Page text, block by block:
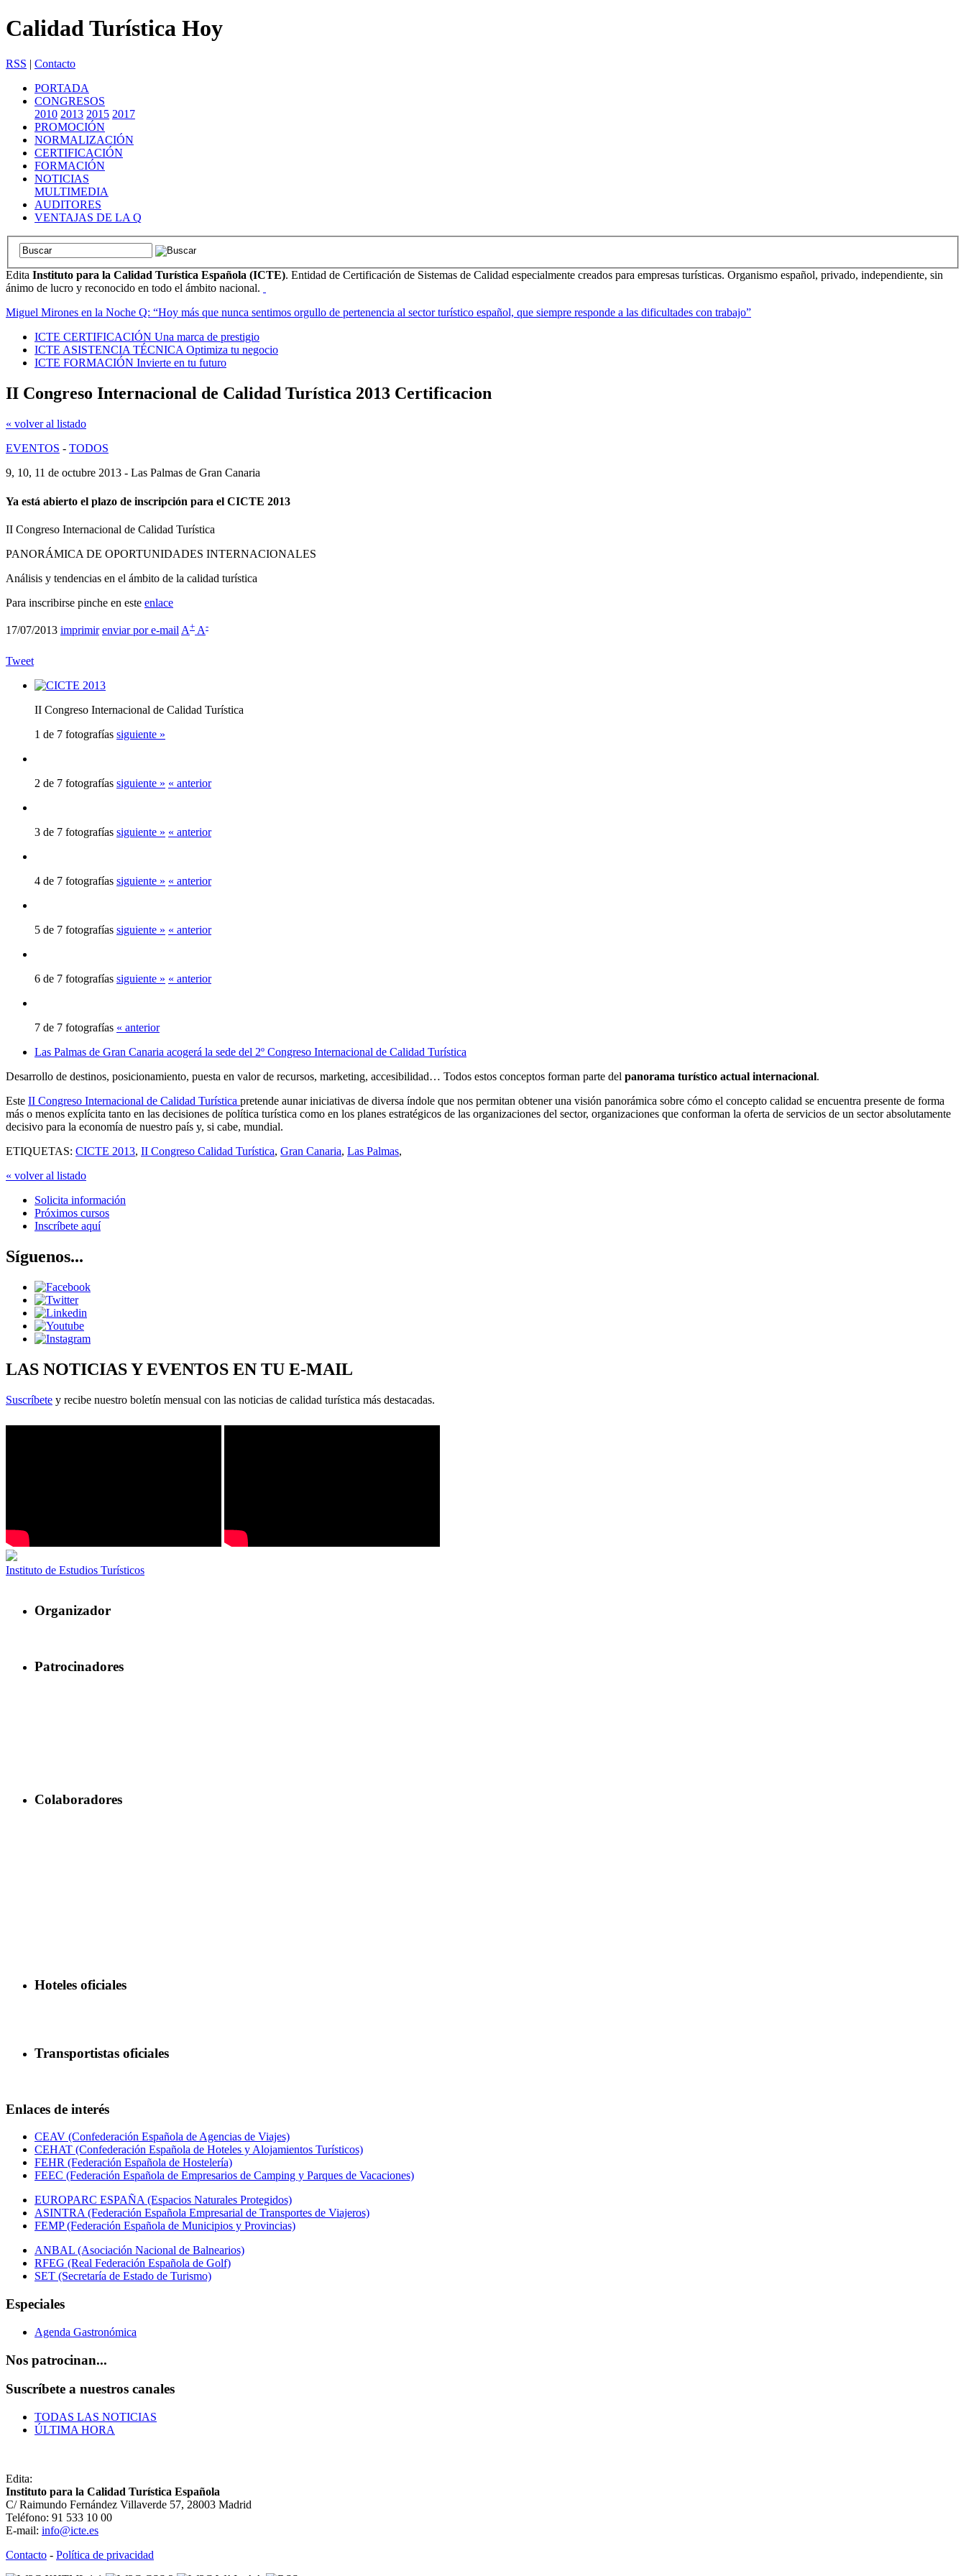
Calidad Turística Hoy
RSS | Contacto
PORTADA
CONGRESOS
2010 2013 2015 2017
PROMOCIÓN
NORMALIZACIÓN
CERTIFICACIÓN
FORMACIÓN
NOTICIAS
MULTIMEDIA
AUDITORES
VENTAJAS DE LA Q
Edita Instituto para la Calidad Turística Española (ICTE). Entidad de Certificación de Sistemas de Calidad especialmente creados para empresas turísticas. Organismo español, privado, independiente, sin
ánimo de lucro y reconocido en todo el ámbito nacional.
Miguel Mirones en la Noche Q: “Hoy más que nunca sentimos orgullo de pertenencia al sector turístico español, que siempre responde a las dificultades con trabajo”
ICTE CERTIFICACIÓN Una marca de prestigio
ICTE ASISTENCIA TÉCNICA Optimiza tu negocio
ICTE FORMACIÓN Invierte en tu futuro
II Congreso Internacional de Calidad Turística 2013 Certificacion
« volver al listado
EVENTOS - TODOS
9, 10, 11 de octubre 2013 - Las Palmas de Gran Canaria
Ya está abierto el plazo de inscripción para el CICTE 2013
II Congreso Internacional de Calidad Turística
PANORÁMICA DE OPORTUNIDADES INTERNACIONALES
Análisis y tendencias en el ámbito de la calidad turística
Para inscribirse pinche en este enlace
17/07/2013 imprimir enviar por e-mail A+ A-
Tweet
II Congreso Internacional de Calidad Turística
1 de 7 fotografías siguiente »
2 de 7 fotografías siguiente » « anterior
3 de 7 fotografías siguiente » « anterior
4 de 7 fotografías siguiente » « anterior
5 de 7 fotografías siguiente » « anterior
6 de 7 fotografías siguiente » « anterior
7 de 7 fotografías « anterior
Las Palmas de Gran Canaria acogerá la sede del 2º Congreso Internacional de Calidad Turística
Desarrollo de destinos, posicionamiento, puesta en valor de recursos, marketing, accesibilidad… Todos estos conceptos forman parte del panorama turístico actual internacional.
Este II Congreso Internacional de Calidad Turística pretende aunar iniciativas de diversa índole que nos permitan obtener una visión panorámica sobre cómo el concepto calidad se encuentra presente de forma
más o menos explícita tanto en las decisiones de política turística como en los planes estratégicos de las organizaciones del sector, organizaciones que conforman la oferta de servicios de un sector absolutamente
decisivo para la economía de nuestro país y, si cabe, mundial.
ETIQUETAS: CICTE 2013, II Congreso Calidad Turística, Gran Canaria, Las Palmas,
« volver al listado
Solicita información
Próximos cursos
Inscríbete aquí
Síguenos...
LAS NOTICIAS Y EVENTOS EN TU E-MAIL
Suscríbete y recibe nuestro boletín mensual con las noticias de calidad turística más destacadas.
Instituto de Estudios Turísticos
Organizador
Patrocinadores
Colaboradores
Hoteles oficiales
Transportistas oficiales
Enlaces de interés
CEAV (Confederación Española de Agencias de Viajes)
CEHAT (Confederación Española de Hoteles y Alojamientos Turísticos)
FEHR (Federación Española de Hostelería)
FEEC (Federación Española de Empresarios de Camping y Parques de Vacaciones)
EUROPARC ESPAÑA (Espacios Naturales Protegidos)
ASINTRA (Federación Española Empresarial de Transportes de Viajeros)
FEMP (Federación Española de Municipios y Provincias)
ANBAL (Asociación Nacional de Balnearios)
RFEG (Real Federación Española de Golf)
SET (Secretaría de Estado de Turismo)
Especiales
Agenda Gastronómica
Nos patrocinan...
Suscríbete a nuestros canales
TODAS LAS NOTICIAS
ÚLTIMA HORA
Edita:
Instituto para la Calidad Turística Española
C/ Raimundo Fernández Villaverde 57, 28003 Madrid
Teléfono: 91 533 10 00
E-mail: info@icte.es
Contacto - Política de privacidad